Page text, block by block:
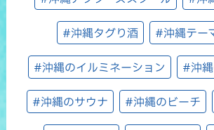
#沖縄タグり酒 #沖縄テー
#沖縄のイルミネーション #沖
#沖縄のサウナ #沖縄のビーチ